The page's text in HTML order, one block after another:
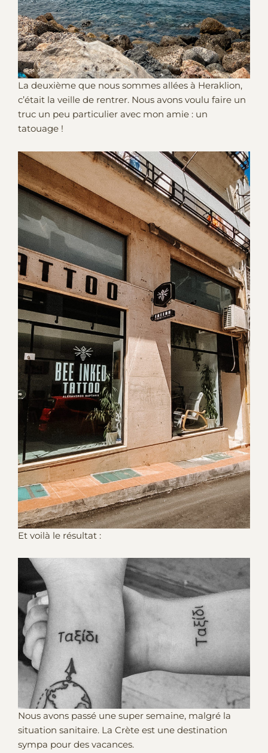
La deuxième que nous sommes allées à Heraklion,
c’était la veille de rentrer. Nous avons voulu faire un
truc un peu particulier avec mon amie : un
tatouage !
Et voilà le résultat :
Nous avons passé une super semaine, malgré la
situation sanitaire. La Crète est une destination
sympa pour des vacances.